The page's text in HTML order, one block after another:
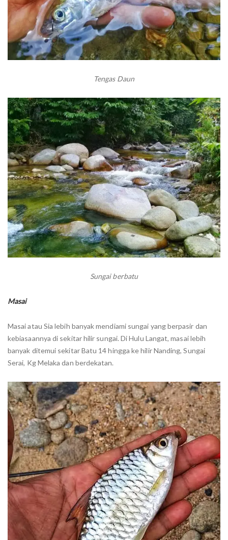
Tengas Daun
Sungai berbatu
Masai
Masai atau Sia lebih banyak mendiami sungai yang berpasir dan
kebiasaannya di sekitar hilir sungai. Di Hulu Langat, masai lebih
banyak ditemui sekitar Batu 14 hingga ke hilir Nanding, Sungai
Serai, Kg Melaka dan berdekatan.